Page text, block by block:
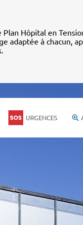
Hôpital en
adaptée à chacun,
URGENCES